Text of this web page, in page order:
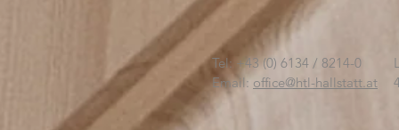
Tel: +43 (0) 6134 / 8214-0
Email: office@htl-hallstatt.at